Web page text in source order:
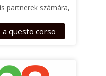
partnerek számára,
való
a questo corso